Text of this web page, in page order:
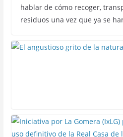
hablar de cómo recoger,
residuos una vez que ya se